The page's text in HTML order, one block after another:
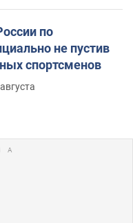
по
не пустив
спортсменов